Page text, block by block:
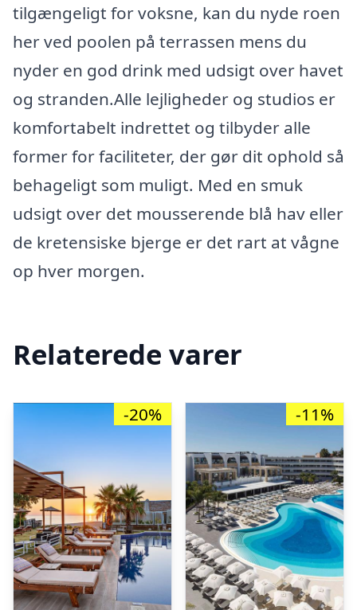
tilgængeligt for voksne, kan du nyde roen
her ved poolen på terrassen mens du
nyder en god drink med udsigt over havet
og stranden.Alle lejligheder og studios er
komfortabelt indrettet og tilbyder alle
former for faciliteter, der gør dit ophold så
behageligt som muligt. Med en smuk
udsigt over det mousserende blå hav eller
de kretensiske bjerge er det rart at vågne
op hver morgen.
Relaterede varer
-20% -11%